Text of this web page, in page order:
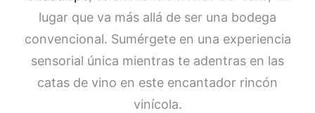
lugar que va más allá de ser una bodega
convencional. Sumérgete en una experiencia
sensorial única mientras te adentras en las
catas de vino en este encantador rincón
vinícola.